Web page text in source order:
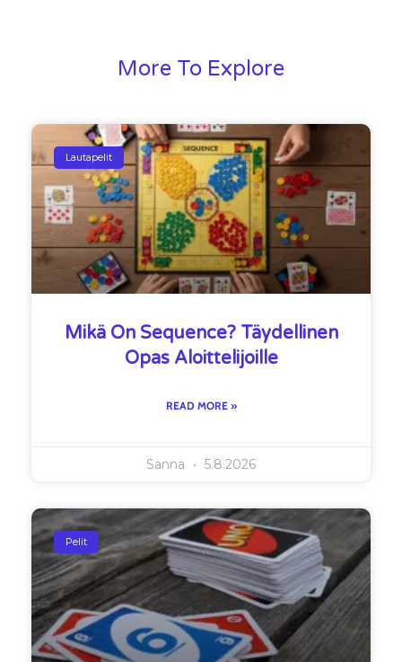
More To Explore
Lautapelit
Mikä On Sequence? Täydellinen
Opas Aloittelijoille
READ MORE »
Sanna 5.8.2026
Pelit